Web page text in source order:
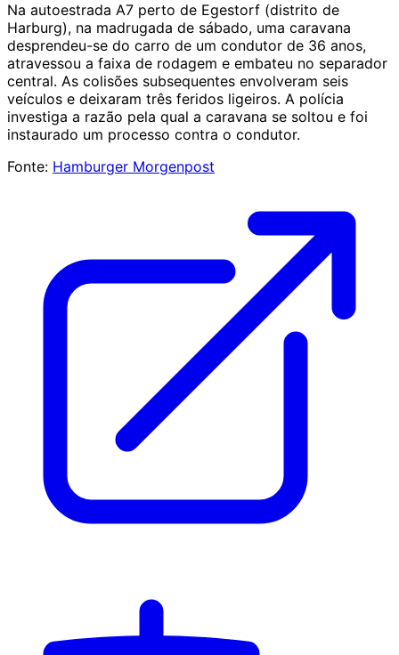
Na autoestrada A7 perto de Egestorf (distrito de
Harburg), na madrugada de sábado, uma caravana
desprendeu-se do carro de um condutor de 36 anos,
atravessou a faixa de rodagem e embateu no separador
central. As colisões subsequentes envolveram seis
veículos e deixaram três feridos ligeiros. A polícia
investiga a razão pela qual a caravana se soltou e foi
instaurado um processo contra o condutor.
Fonte: Hamburger Morgenpost